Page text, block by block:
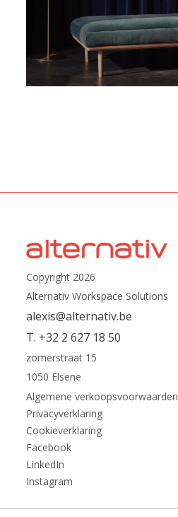
Copyright 2026
Alternativ Workspace Solutions
alexis@alternativ.be
T. +32 2 627 18 50
zomerstraat 15
1050 Elsene
Algemene verkoopsvoorwaarden
Privacyverklaring
Cookieverklaring
Facebook
LinkedIn
Instagram